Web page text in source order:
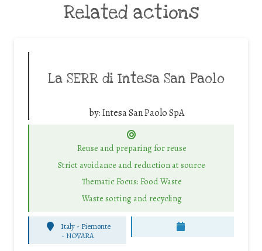
Related actions
La SERR di Intesa San Paolo
by:Intesa San Paolo SpA
Reuse and preparing for reuse
Strict avoidance and reduction at source
Thematic Focus: Food Waste
Waste sorting and recycling
Italy - Piemonte
- NOVARA